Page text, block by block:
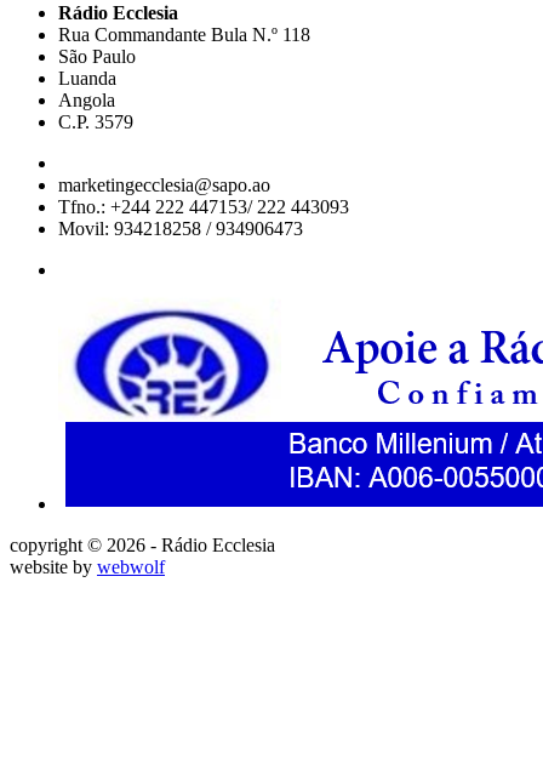
Rádio Ecclesia
Rua Commandante Bula N.º 118
São Paulo
Luanda
Angola
C.P. 3579
marketingecclesia@sapo.ao
Tfno.: +244 222 447153/ 222 443093
Movil: 934218258 / 934906473
copyright © 2026 - Rádio Ecclesia
website by webwolf